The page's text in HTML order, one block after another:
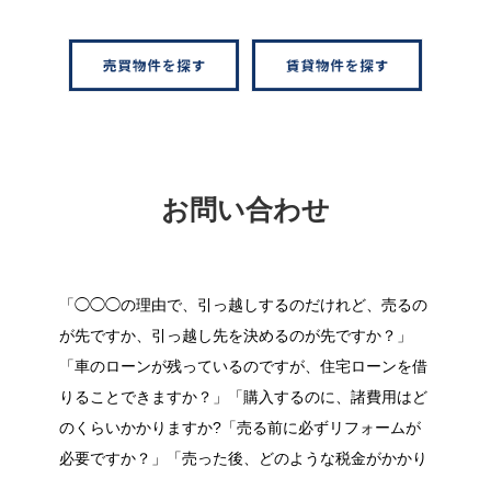
お問い合わせ
「◯◯◯の理由で、引っ越しするのだけれど、売るの
が先ですか、引っ越し先を決めるのが先ですか？」
「車のローンが残っているのですが、住宅ローンを借
りることできますか？」「購入するのに、諸費用はど
のくらいかかりますか?「売る前に必ずリフォームが
必要ですか？」「売った後、どのような税金がかかり